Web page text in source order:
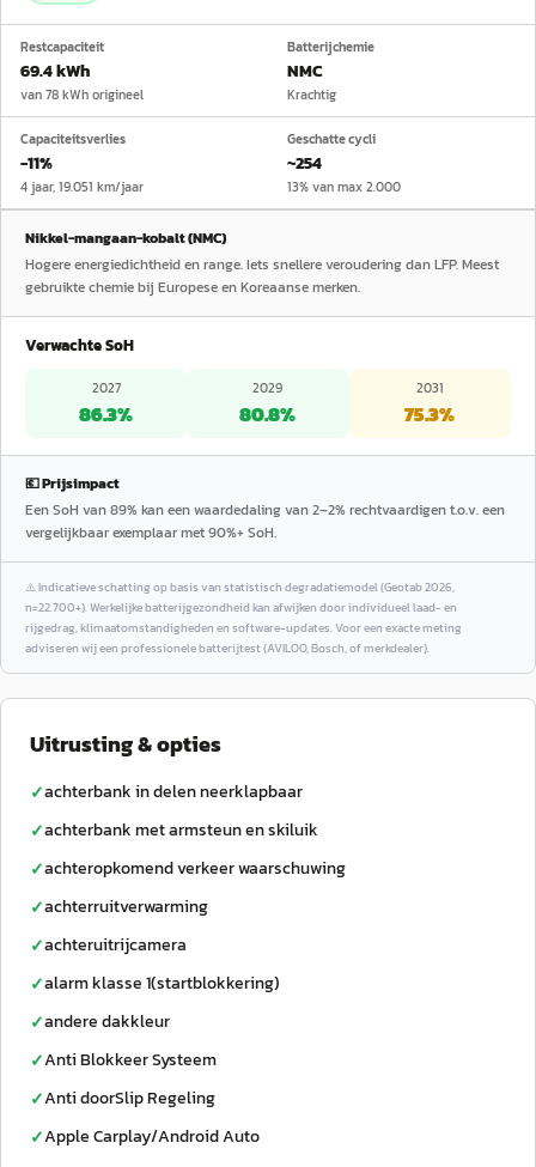
Restcapaciteit
69.4 kWh
van 78 kWh origineel
Batterijchemie
NMC
Krachtig
Capaciteitsverlies
−11%
4 jaar, 19.051 km/jaar
Geschatte cycli
~254
13% van max 2.000
Nikkel-mangaan-kobalt (NMC)
Hogere energiedichtheid en range. Iets snellere veroudering dan LFP. Meest
gebruikte chemie bij Europese en Koreaanse merken.
Verwachte SoH
2027
86.3%
2029
80.8%
2031
75.3%
💶 Prijsimpact
Een SoH van 89% kan een waardedaling van 2–2% rechtvaardigen t.o.v. een
vergelijkbaar exemplaar met 90%+ SoH.
⚠️Indicatieve schatting op basis van statistisch degradatiemodel (Geotab 2026,
n=22.700+). Werkelijke batterijgezondheid kan afwijken door individueel laad- en
rijgedrag, klimaatomstandigheden en software-updates. Voor een exacte meting
adviseren wij een professionele batterijtest (AVILOO, Bosch, of merkdealer).
Uitrusting & opties
✓achterbank in delen neerklapbaar
✓achterbank met armsteun en skiluik
✓achteropkomend verkeer waarschuwing
✓achterruitverwarming
✓achteruitrijcamera
✓alarm klasse 1(startblokkering)
✓andere dakkleur
✓Anti Blokkeer Systeem
✓Anti doorSlip Regeling
✓Apple Carplay/Android Auto